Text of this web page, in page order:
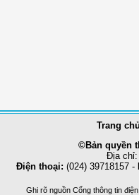
Trang chủ
©Bản quyền
Địa chỉ:
Điện thoại: (024) 39718157 -
Ghi rõ nguồn Cổng thông tin